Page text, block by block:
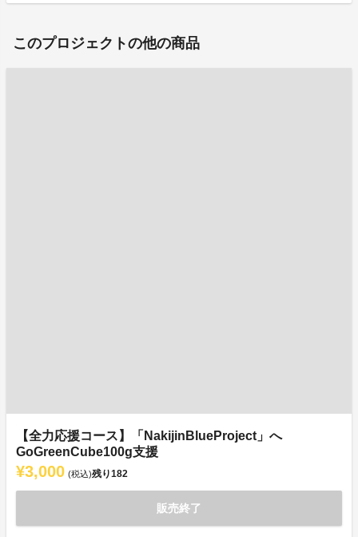
このプロジェクトの他の商品
【全力応援コース】「NakijinBlueProject」へ
GoGreenCube100g支援
¥3,000 (税込)残り182
販売終了